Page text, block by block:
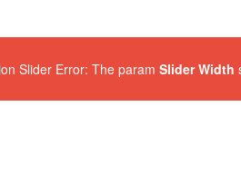
Slider Error: The paramSlider Width